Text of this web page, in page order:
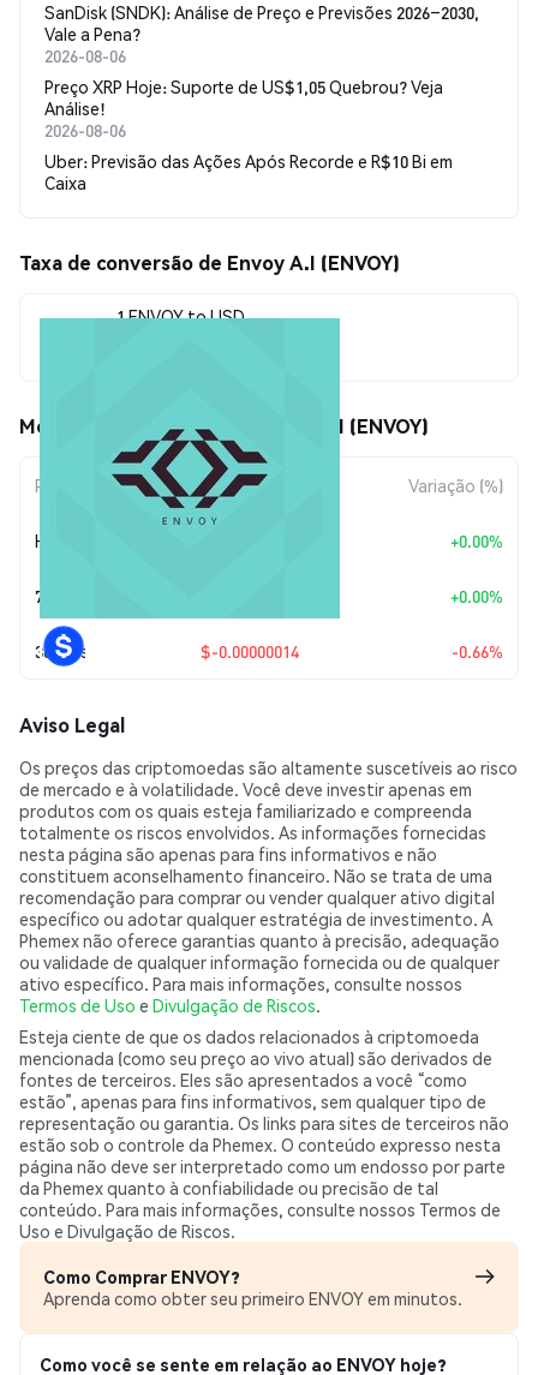
SanDisk (SNDK): Análise de Preço e Previsões 2026–2030,
Vale a Pena?
2026-08-06
Preço XRP Hoje: Suporte de US$1,05 Quebrou? Veja
Análise!
2026-08-06
Uber: Previsão das Ações Após Recorde e R$10 Bi em
Caixa
Taxa de conversão de Envoy A.I (ENVOY)
1 ENVOY to USD
Movimentos de preço de Envoy A.I (ENVOY)
Período Variação do Valor Variação (%)
Hoje +0.00%
7 Dias +0.00%
30 Dias $-0.00000014 -0.66%
Aviso Legal
Os preços das criptomoedas são altamente suscetíveis ao risco
de mercado e à volatilidade. Você deve investir apenas em
produtos com os quais esteja familiarizado e compreenda
totalmente os riscos envolvidos. As informações fornecidas
nesta página são apenas para fins informativos e não
constituem aconselhamento financeiro. Não se trata de uma
recomendação para comprar ou vender qualquer ativo digital
específico ou adotar qualquer estratégia de investimento. A
Phemex não oferece garantias quanto à precisão, adequação
ou validade de qualquer informação fornecida ou de qualquer
ativo específico. Para mais informações, consulte nossos
Termos de Uso e Divulgação de Riscos.
Esteja ciente de que os dados relacionados à criptomoeda
mencionada (como seu preço ao vivo atual) são derivados de
fontes de terceiros. Eles são apresentados a você “como
estão”, apenas para fins informativos, sem qualquer tipo de
representação ou garantia. Os links para sites de terceiros não
estão sob o controle da Phemex. O conteúdo expresso nesta
página não deve ser interpretado como um endosso por parte
da Phemex quanto à confiabilidade ou precisão de tal
conteúdo. Para mais informações, consulte nossos Termos de
Uso e Divulgação de Riscos.
Como Comprar ENVOY?
Aprenda como obter seu primeiro ENVOY em minutos.
Como você se sente em relação ao ENVOY hoje?